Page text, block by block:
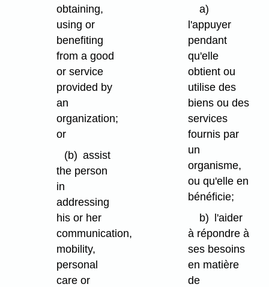
obtaining,
using or
benefiting
from a good
or service
provided by
an
organization;
or
(b) assist
the person
in
addressing
his or her
communication,
mobility,
personal
care or
a)
l'appuyer
pendant
qu'elle
obtient ou
utilise des
biens ou des
services
fournis par
un
organisme,
ou qu'elle en
bénéficie;
b) l'aider
à répondre à
ses besoins
en matière
de